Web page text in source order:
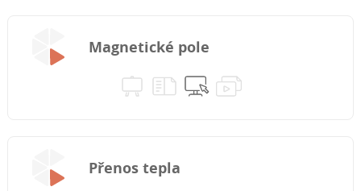
Magnetické pole
Přenos tepla